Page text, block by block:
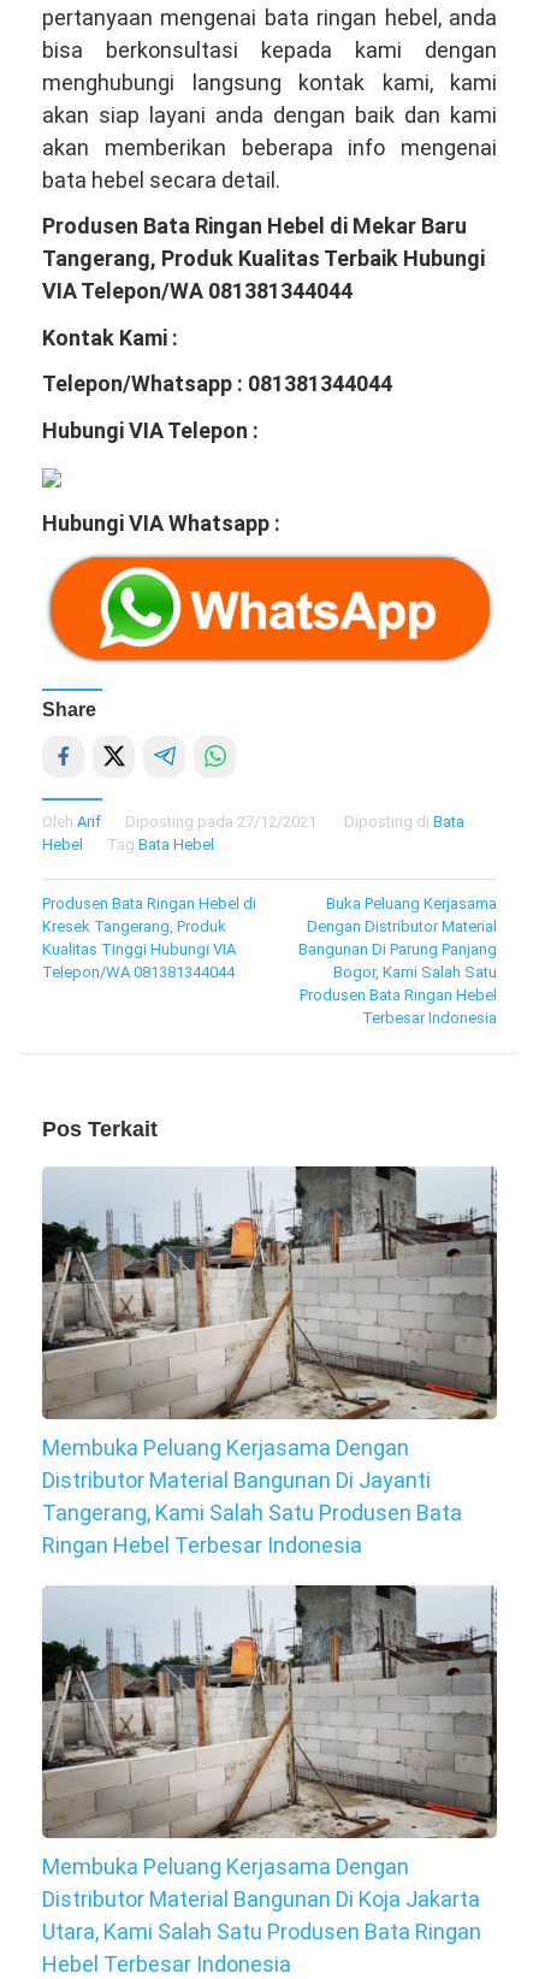
pertanyaan mengenai bata ringan hebel, anda
bisa berkonsultasi kepada kami dengan
menghubungi langsung kontak kami, kami
akan siap layani anda dengan baik dan kami
akan memberikan beberapa info mengenai
bata hebel secara detail.
Produsen Bata Ringan Hebel di Mekar Baru
Tangerang, Produk Kualitas Terbaik Hubungi
VIA Telepon/WA 081381344044
Kontak Kami :
Telepon/Whatsapp : 081381344044
Hubungi VIA Telepon :
Hubungi VIA Whatsapp :
Share
Oleh Arif Diposting pada 27/12/2021 Diposting di Bata
Hebel
Tag Bata Hebel
Navigasi
pos
Produsen Bata Ringan Hebel di
Kresek Tangerang, Produk
Kualitas Tinggi Hubungi VIA
Telepon/WA 081381344044
Buka Peluang Kerjasama
Dengan Distributor Material
Bangunan Di Parung Panjang
Bogor, Kami Salah Satu
Produsen Bata Ringan Hebel
Terbesar Indonesia
Pos Terkait
Membuka Peluang Kerjasama Dengan
Distributor Material Bangunan Di Jayanti
Tangerang, Kami Salah Satu Produsen Bata
Ringan Hebel Terbesar Indonesia
Membuka Peluang Kerjasama Dengan
Distributor Material Bangunan Di Koja Jakarta
Utara, Kami Salah Satu Produsen Bata Ringan
Hebel Terbesar Indonesia